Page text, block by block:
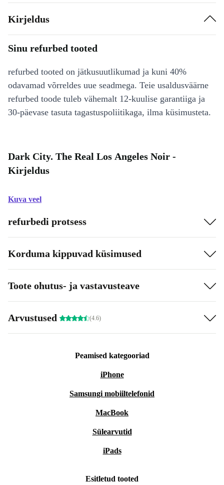
Kirjeldus
Sinu refurbed tooted
refurbed tooted on jätkusuutlikumad ja kuni 40%
odavamad võrreldes uue seadmega. Teie usaldusväärne
refurbed toode tuleb vähemalt 12-kuulise garantiiga ja
30-päevase tasuta tagastuspoliitikaga, ilma küsimusteta.
Dark City. The Real Los Angeles Noir -
Kirjeldus
Kuva veel
refurbedi protsess
Korduma kippuvad küsimused
Toote ohutus- ja vastavusteave
Arvustused (4.6)
Peamised kategooriad
iPhone
Samsungi mobiiltelefonid
MacBook
Sülearvutid
iPads
Esitletud tooted